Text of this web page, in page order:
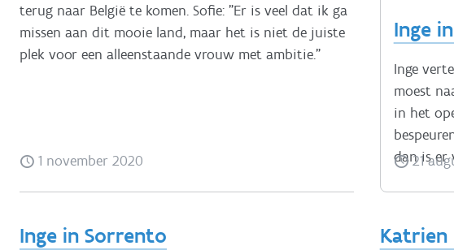
terug naar België te komen. Sofie: "Er is veel dat ik ga
missen aan dit mooie land, maar het is niet de juiste
plek voor een alleenstaande vrouw met ambitie."
1 november 2020
Inge
Inge
moest
in het
dan is er
21
Inge in Sorrento Katrien